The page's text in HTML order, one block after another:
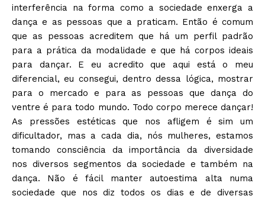
interferência na forma como a sociedade enxerga a
dança e as pessoas que a praticam. Então é comum
que as pessoas acreditem que há um perfil padrão
para a prática da modalidade e que há corpos ideais
para dançar. E eu acredito que aqui está o meu
diferencial, eu consegui, dentro dessa lógica, mostrar
para o mercado e para as pessoas que dança do
ventre é para todo mundo. Todo corpo merece dançar!
As pressões estéticas que nos afligem é sim um
dificultador, mas a cada dia, nós mulheres, estamos
tomando consciência da importância da diversidade
nos diversos segmentos da sociedade e também na
dança. Não é fácil manter autoestima alta numa
sociedade que nos diz todos os dias e de diversas